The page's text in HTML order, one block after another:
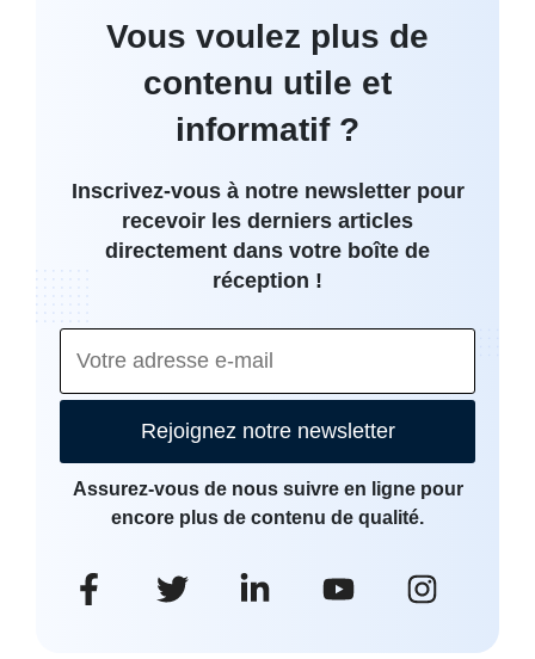
Vous voulez plus de
contenu utile et
informatif ?
Inscrivez-vous à notre newsletter pour
recevoir les derniers articles
directement dans votre boîte de
réception !
Rejoignez notre newsletter
Assurez-vous de nous suivre en ligne pour
encore plus de contenu de qualité.